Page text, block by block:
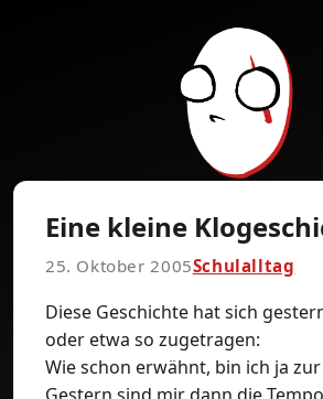
Eine kleine
25. Oktober 2005Schulalltag
Diese Geschichte hat sich
oder etwa so zugetragen:
Wie schon erwähnt, bin ich ja